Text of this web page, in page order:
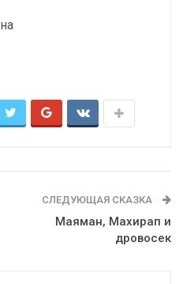
СЛЕДУЮЩАЯ СКАЗКА
Маяман, Махирап и
дровосек